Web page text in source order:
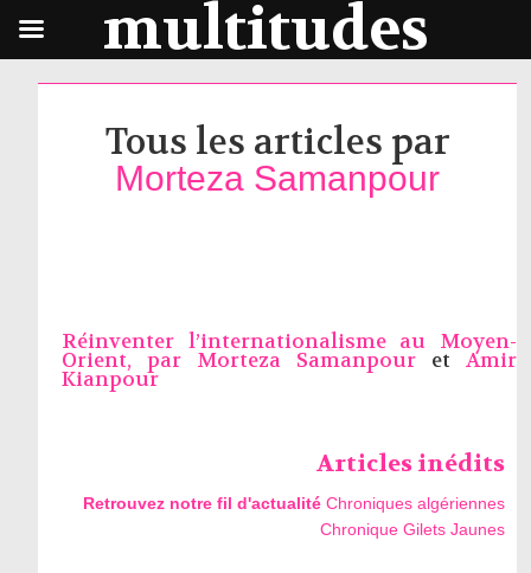
Tous les articles par
Morteza Samanpour
Réinventer l’internationalisme au Moyen-
Orient, par Morteza Samanpour etAmir
Kianpour
Articles inédits
Retrouvez notre fil d'actualité Chroniques algériennes
Chronique Gilets Jaunes
multitudes